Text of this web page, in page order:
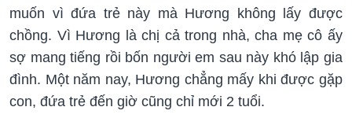
muốn vì đứa trẻ này mà Hương không lấy được
chồng. Vì Hương là chị cả trong nhà, cha mẹ cô ấy
sợ mang tiếng rồi bốn người em sau này khó lập gia
đình. Một năm nay, Hương chẳng mấy khi được gặp
con, đứa trẻ đến giờ cũng chỉ mới 2 tuổi.